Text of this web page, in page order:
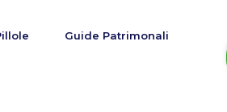
Guide Patrimonali